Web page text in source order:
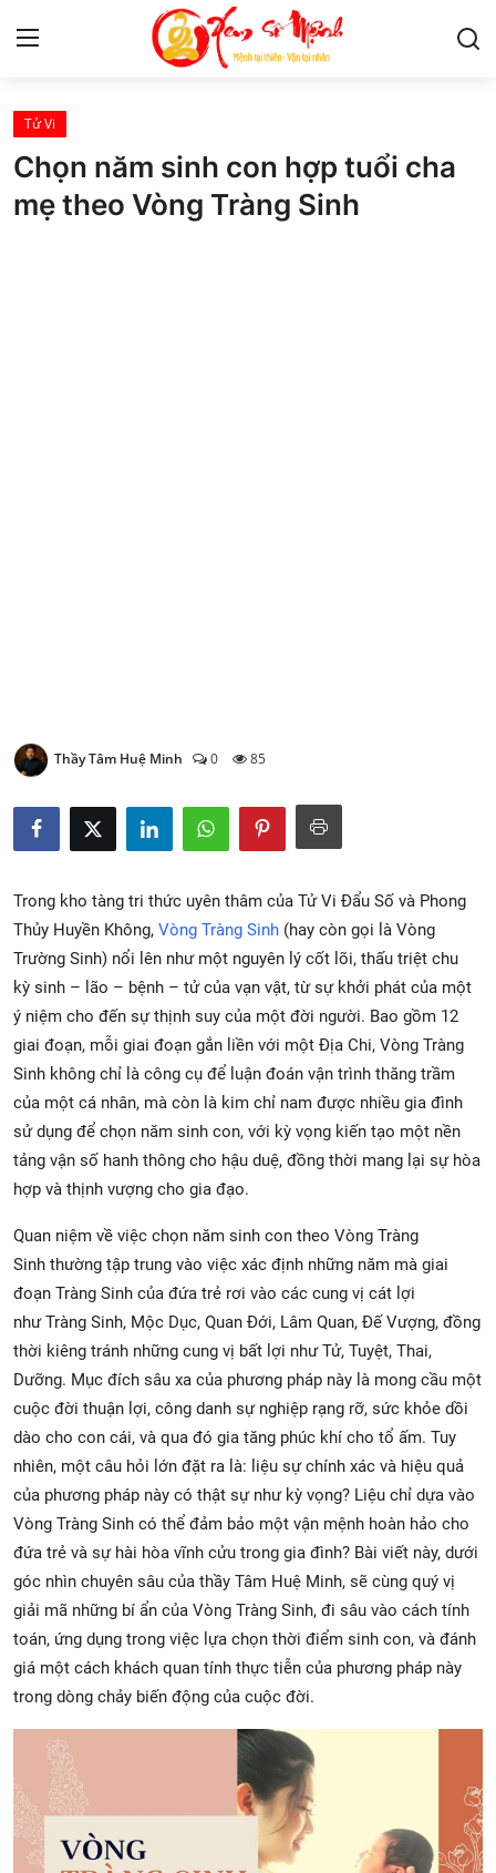
Tử Vi
Kiến Thức
Tử Vi
Chọn năm sinh con hợp tuổi cha
mẹ theo Vòng Tràng Sinh
Thầy Tâm Huệ Minh 0 85
Trong kho tàng tri thức uyên thâm của Tử Vi Đẩu Số và Phong
Thủy Huyền Không, Vòng Tràng Sinh (hay còn gọi là Vòng
Trường Sinh) nổi lên như một nguyên lý cốt lõi, thấu triệt chu
kỳ sinh – lão – bệnh – tử của vạn vật, từ sự khởi phát của một
ý niệm cho đến sự thịnh suy của một đời người. Bao gồm 12
giai đoạn, mỗi giai đoạn gắn liền với một Địa Chi, Vòng Tràng
Sinh không chỉ là công cụ để luận đoán vận trình thăng trầm
của một cá nhân, mà còn là kim chỉ nam được nhiều gia đình
sử dụng để chọn năm sinh con, với kỳ vọng kiến tạo một nền
tảng vận số hanh thông cho hậu duệ, đồng thời mang lại sự hòa
hợp và thịnh vượng cho gia đạo.
Quan niệm về việc chọn năm sinh con theo Vòng Tràng
Sinh thường tập trung vào việc xác định những năm mà giai
đoạn Tràng Sinh của đứa trẻ rơi vào các cung vị cát lợi
như Tràng Sinh, Mộc Dục, Quan Đới, Lâm Quan, Đế Vượng, đồng
thời kiêng tránh những cung vị bất lợi như Tử, Tuyệt, Thai,
Dưỡng. Mục đích sâu xa của phương pháp này là mong cầu một
cuộc đời thuận lợi, công danh sự nghiệp rạng rỡ, sức khỏe dồi
dào cho con cái, và qua đó gia tăng phúc khí cho tổ ấm. Tuy
nhiên, một câu hỏi lớn đặt ra là: liệu sự chính xác và hiệu quả
của phương pháp này có thật sự như kỳ vọng? Liệu chỉ dựa vào
Vòng Tràng Sinh có thể đảm bảo một vận mệnh hoàn hảo cho
đứa trẻ và sự hài hòa vĩnh cửu trong gia đình? Bài viết này, dưới
góc nhìn chuyên sâu của thầy Tâm Huệ Minh, sẽ cùng quý vị
giải mã những bí ẩn của Vòng Tràng Sinh, đi sâu vào cách tính
toán, ứng dụng trong việc lựa chọn thời điểm sinh con, và đánh
giá một cách khách quan tính thực tiễn của phương pháp này
trong dòng chảy biến động của cuộc đời.